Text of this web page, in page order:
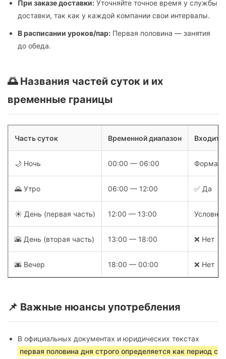
При заказе доставки: Уточняйте точное время у службы
доставки, так как у каждой компании свои интервалы.
В расписании уроков/пар: Первая половина — занятия
до обеда.
🌅 Названия частей суток и их
временные границы
Часть суток Временной диапазон Входит
🌙 Ночь 00:00 — 06:00
🌄 Утро 06:00 — 12:00 ✅ Да
☀️ День (первая часть) 12:00 — 13:00 Условно
🌇 День (вторая часть) 13:00 — 18:00 ❌ Нет
🌆 Вечер 18:00 — 00:00 ❌ Нет
📌 Важные нюансы употребления
В официальных документах и юридических текстах
первая половина дня строго определяется как период с